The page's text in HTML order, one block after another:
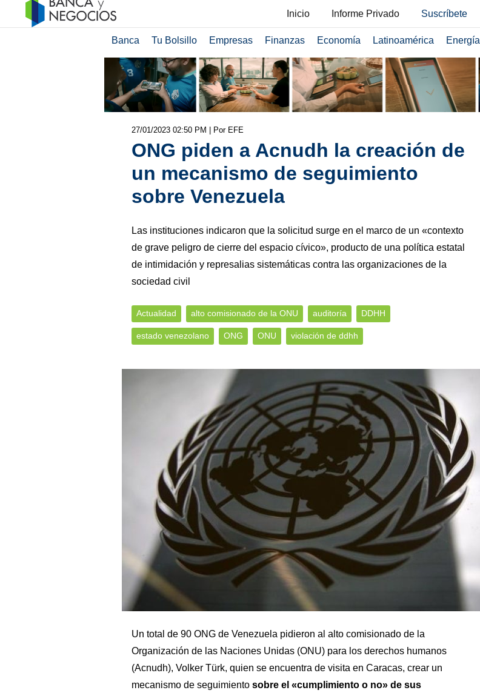
Inicio Informe Privado Suscríbete
Banca Tu Bolsillo Empresas Finanzas Economía Latinoamérica Energía
27/01/2023 02:50 PM | Por EFE
ONG piden a Acnudh la creación de
un mecanismo de seguimiento
sobre Venezuela
Las instituciones indicaron que la solicitud surge en el marco de un «contexto
de grave peligro de cierre del espacio cívico», producto de una política estatal
de intimidación y represalias sistemáticas contra las organizaciones de la
sociedad civil
Actualidad alto comisionado de la ONU auditoría DDHH
estado venezolano ONG ONU violación de ddhh
Un total de 90 ONG de Venezuela pidieron al alto comisionado de la
Organización de las Naciones Unidas (ONU) para los derechos humanos
(Acnudh), Volker Türk, quien se encuentra de visita en Caracas, crear un
mecanismo de seguimiento sobre el «cumplimiento o no» de sus